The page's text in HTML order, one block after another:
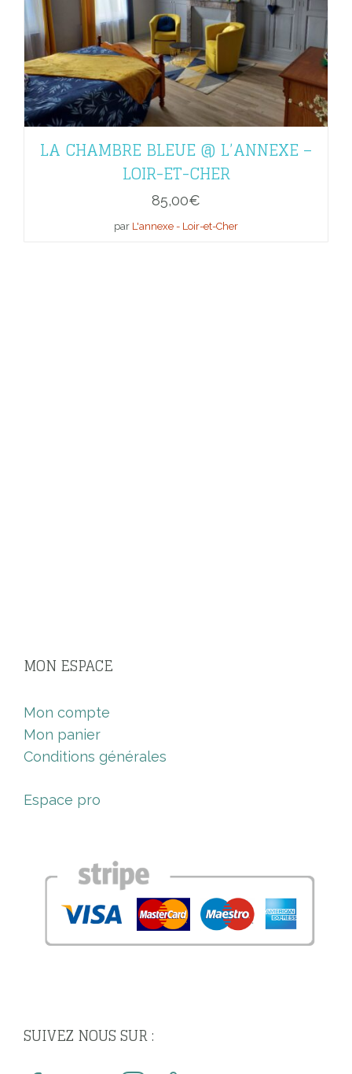
LA CHAMBRE BLEUE @ L’ANNEXE –
LOIR-ET-CHER
85,00€
par L'annexe - Loir-et-Cher
MON ESPACE
Mon compte
Mon panier
Conditions générales
Espace pro
SUIVEZ NOUS SUR :